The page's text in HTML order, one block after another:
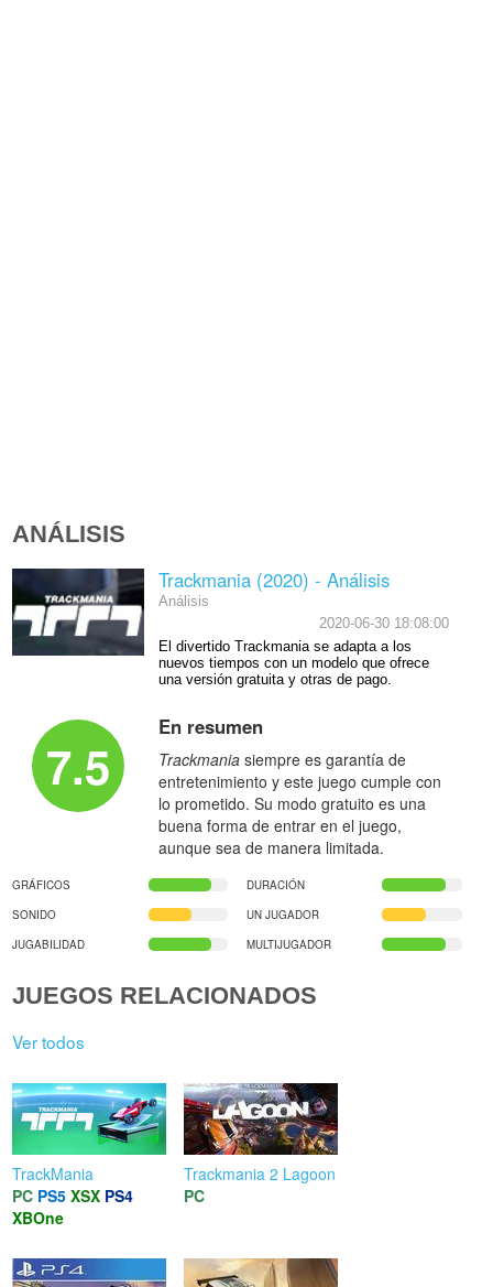
ANÁLISIS
Trackmania (2020) - Análisis
Análisis
2020-06-30 18:08:00
El divertido Trackmania se adapta a los
nuevos tiempos con un modelo que ofrece
una versión gratuita y otras de pago.
7.5
En resumen
Trackmaniasiempre es garantía de
entretenimiento y este juego cumple con
lo prometido. Su modo gratuito es una
buena forma de entrar en el juego,
aunque sea de manera limitada.
GRÁFICOS
DURACIÓN
SONIDO
UN JUGADOR
JUGABILIDAD
MULTIJUGADOR
JUEGOS RELACIONADOS
Ver todos
TrackMania
PC PS5 XSX PS4
XBOne
Trackmania 2 Lagoon
PC